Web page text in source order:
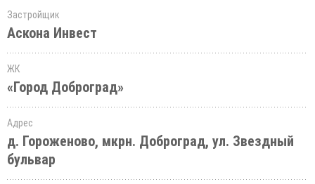
Застройщик
Аскона Инвест
ЖК
«Город Доброград»
Адрес
д. Гороженово, мкрн. Доброград, ул. Звездный
бульвар